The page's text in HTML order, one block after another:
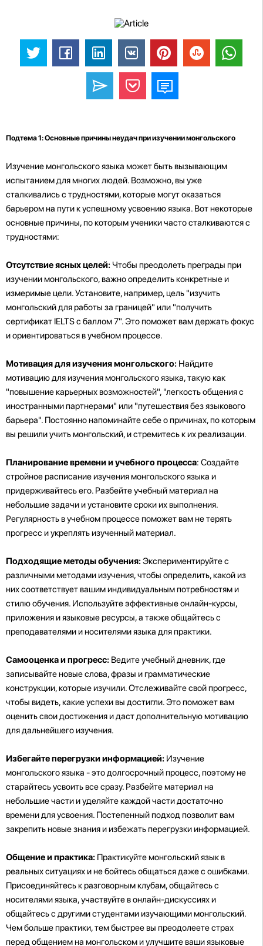
Подтема 1: Основные причины неудач при изучении монгольского
Изучение монгольского языка может быть вызывающим
испытанием для многих людей. Возможно, вы уже
сталкивались с трудностями, которые могут оказаться
барьером на пути к успешному усвоению языка. Вот некоторые
основные причины, по которым ученики часто сталкиваются с
трудностями:
Отсутствие ясных целей: Чтобы преодолеть преграды при
изучении монгольского, важно определить конкретные и
измеримые цели. Установите, например, цель "изучить
монгольский для работы за границей" или "получить
сертификат IELTS с баллом 7". Это поможет вам держать фокус
и ориентироваться в учебном процессе.
Мотивация для изучения монгольского: Найдите
мотивацию для изучения монгольского языка, такую как
"повышение карьерных возможностей", "легкость общения с
иностранными партнерами" или "путешествия без языкового
барьера". Постоянно напоминайте себе о причинах, по которым
вы решили учить монгольский, и стремитесь к их реализации.
Планирование времени и учебного процесса: Создайте
стройное расписание изучения монгольского языка и
придерживайтесь его. Разбейте учебный материал на
небольшие задачи и установите сроки их выполнения.
Регулярность в учебном процессе поможет вам не терять
прогресс и укреплять изученный материал.
Подходящие методы обучения:Экспериментируйте с
различными методами изучения, чтобы определить, какой из
них соответствует вашим индивидуальным потребностям и
стилю обучения. Используйте эффективные онлайн-курсы,
приложения и языковые ресурсы, а также общайтесь с
преподавателями и носителями языка для практики.
Самооценка и прогресс: Ведите учебный дневник, где
записывайте новые слова, фразы и грамматические
конструкции, которые изучили. Отслеживайте свой прогресс,
чтобы видеть, какие успехи вы достигли. Это поможет вам
оценить свои достижения и даст дополнительную мотивацию
для дальнейшего изучения.
Избегайте перегрузки информацией: Изучение
монгольского языка - это долгосрочный процесс, поэтому не
старайтесь усвоить все сразу. Разбейте материал на
небольшие части и уделяйте каждой части достаточно
времени для усвоения. Постепенный подход позволит вам
закрепить новые знания и избежать перегрузки информацией.
Общение и практика: Практикуйте монгольский язык в
реальных ситуациях и не бойтесь общаться даже с ошибками.
Присоединяйтесь к разговорным клубам, общайтесь с
носителями языка, участвуйте в онлайн-дискуссиях и
общайтесь с другими студентами изучающими монгольский.
Чем больше практики, тем быстрее вы преодолеете страх
перед общением на монгольском и улучшите ваши языковые